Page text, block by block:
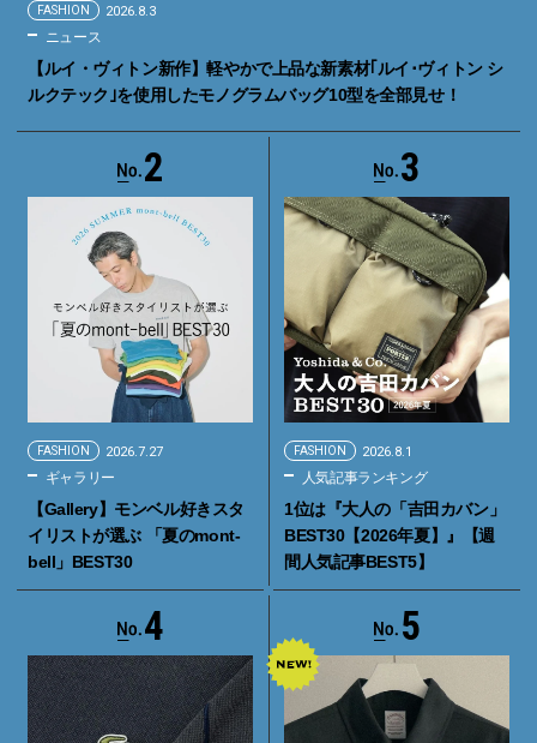
FASHION 2026.8.3
ニュース
【ルイ・ヴィトン新作】軽やかで上品な新素材｢ルイ･ヴィトン シ
ルクテック｣を使用したモノグラムバッグ10型を全部見せ！
2
FASHION 2026.7.27
ギャラリー
【Gallery】モンベル好きスタ
イリストが選ぶ 「夏のmont-
bell」BEST30
3
FASHION 2026.8.1
人気記事ランキング
1位は『大人の「吉田カバン」
BEST30【2026年夏】』【週
間人気記事BEST5】
4 5